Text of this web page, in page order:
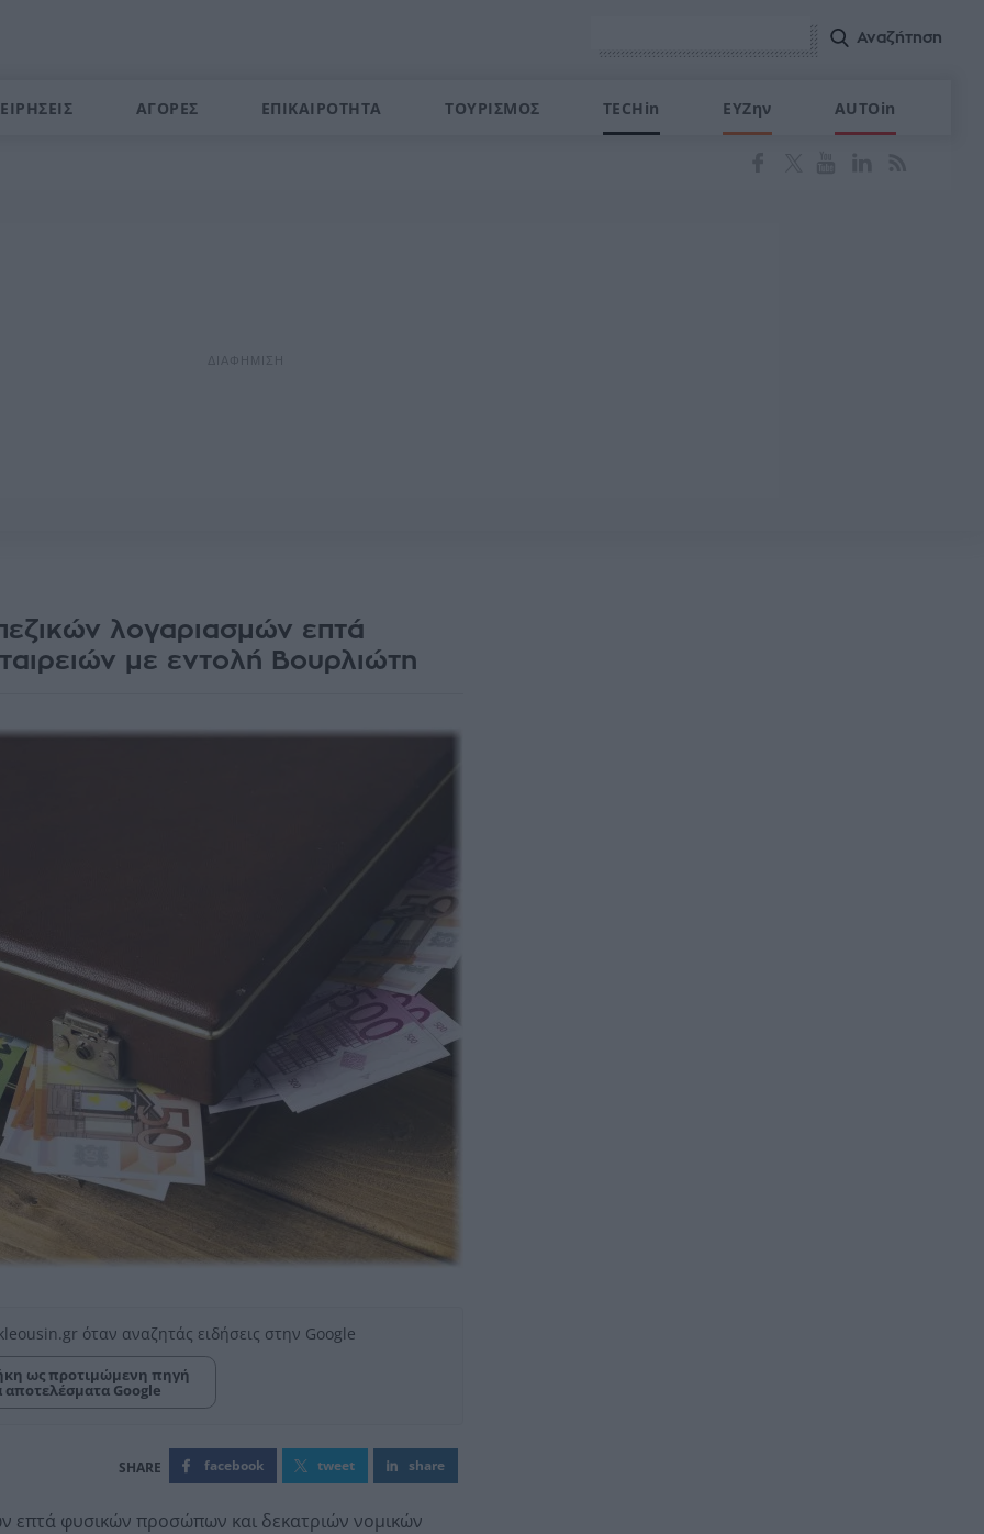
ΑΓΟΡΕΣ ΕΠΙΚΑΙΡΟΤΗΤΑ ΤΟΥΡΙΣΜΟΣ TECHin ΕΥΖην AUTOin
λογαριασμών επτά
με εντολή Βουρλιώτη
όταν αναζητάς ειδήσεις στην Google
ως προτιμώμενη πηγή
αποτελέσματα Google
facebook tweet share
επτά φυσικών προσώπων και δεκατριών νομικών